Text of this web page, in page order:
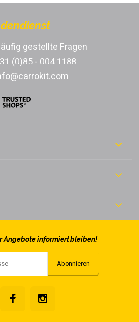
gestellte Fragen
(0)85 - 004 1188
Angebote informiert bleiben!
Abonnieren